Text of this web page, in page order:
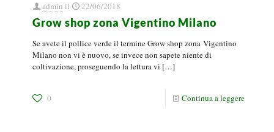
admin il 22/06/2018
Grow shop zona Vigentino Milano
Se avete il pollice verde il termine Grow shop zona Vigentino
Milano non vi è nuovo, se invece non sapete niente di
coltivazione, proseguendo la lettura vi […]
0 Continua a leggere